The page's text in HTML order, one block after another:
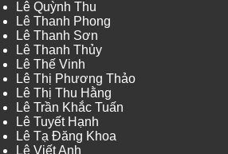
Lê Quỳnh Thu
Lê Thanh Phong
Lê Thanh Sơn
Lê Thanh Thủy
Lê Thế Vinh
Lê Thị Phương Thảo
Lê Thị Thu Hằng
Lê Trần Khắc Tuấn
Lê Tuyết Hạnh
Lê Tạ Đăng Khoa
Lê Viết Anh